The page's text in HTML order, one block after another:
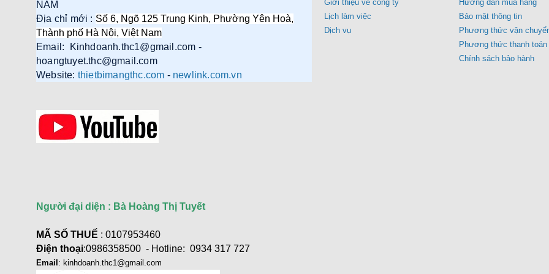
Củ sạc nhanh 3 cổng PD 3.1
GaN Nexode Pro 100W Ugreen
25873 X757 hàng cao cấp
Giá: 1,290,000 VNĐ
8K@60Hz, 4K@240Hz, 48Gbps
cao cấp
NAM
Địa chỉ mới : Số 6, Ngõ 125 Trung Kinh, Phường Yên Hoà,
Thành phố Hà Nội, Việt Nam
Email: Kinhdoanh.thc1@gmail.com -
hoangtuyet.thc@gmail.com
Website: thietbimangthc.com - newlink.com.vn
Người đại diện : Bà Hoàng Thị Tuyết
MÃ SỐ THUẾ : 0107953460
Điện thoại:0986358500 - Hotline: 0934 317 727
Email : kinhdoanh.thc1@gmail.com
Giới thiệu về công ty
Lịch làm việc
Dịch vụ
Hướng dẫn mua hàng
Bảo mật thông tin
Phương thức vận
Phương thức thanh toán
Chính sách bảo hành